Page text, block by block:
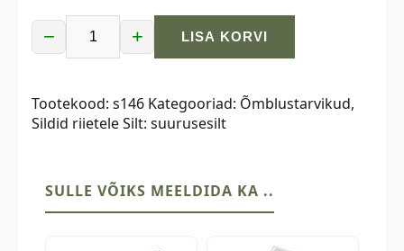
−
Õmmeldav
suurusesilt,
tk,
suurus
+ LISA KORVI
Tootekood: s146 Kategooriad: Õmblustarvikud,
Sildid riieteleSilt: suurusesilt
SULLE VÕIKS MEELDIDA KA ..